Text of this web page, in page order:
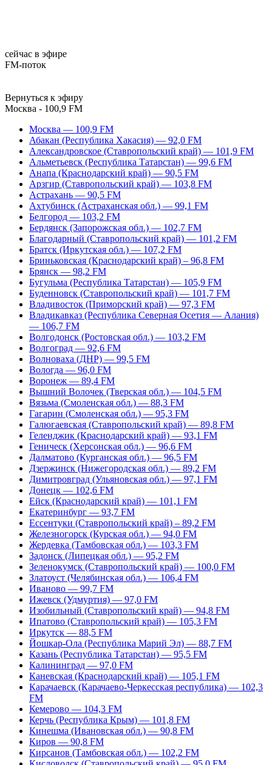
сейчас в эфире
FM-поток
Вернуться к эфиру
Москва - 100,9 FM
Москва — 100,9 FM
Абакан (Республика Хакасия) — 92,0 FM
Александровское (Ставропольский край) — 101,9 FM
Альметьевск (Республика Татарстан) — 99,6 FM
Анапа (Краснодарский край) — 90,5 FM
Арзгир (Ставропольский край) — 103,8 FM
Астрахань — 90,5 FM
Ахтубинск (Астраханская обл.) — 99,1 FM
Белгород — 103,2 FM
Бердянск (Запорожская обл.) — 102,7 FM
Благодарный (Ставропольский край) — 101,2 FM
Братск (Иркутская обл.) — 107,2 FM
Бриньковская (Краснодарский край) – 96,8 FM
Брянск — 98,2 FM
Бугульма (Республика Татарстан) — 105,9 FM
Буденновск (Ставропольский край) — 101,7 FM
Владивосток (Приморский край) — 97,3 FM
Владикавказ (Республика Северная Осетия — Алания)
— 106,7 FM
Волгодонск (Ростовская обл.) — 103,2 FM
Волгоград — 92,6 FM
Волноваха (ДНР) — 99,5 FM
Вологда — 96,0 FM
Воронеж — 89,4 FM
Вышний Волочек (Тверская обл.) — 104,5 FM
Вязьма (Смоленская обл.) — 88,3 FM
Гагарин (Смоленская обл.) — 95,3 FM
Галюгаевская (Ставропольский край) — 89,8 FM
Геленджик (Краснодарский край) — 93,1 FM
Геническ (Херсонская обл.) — 96,6 FM
Далматово (Курганская обл.) — 96,5 FM
Дзержинск (Нижегородская обл.) — 89,2 FM
Димитровград (Ульяновская обл.) — 97,1 FM
Донецк — 102,6 FM
Ейск (Краснодарский край) — 101,1 FM
Екатеринбург — 93,7 FM
Ессентуки (Ставропольский край) – 89,2 FM
Железногорск (Курская обл.) — 94,0 FM
Жердевка (Тамбовская обл.) — 103,3 FM
Задонск (Липецкая обл.) — 95,2 FM
Зеленокумск (Ставропольский край) — 100,0 FM
Златоуст (Челябинская обл.) — 106,4 FM
Иваново — 99,7 FM
Ижевск (Удмуртия) — 97,0 FM
Изобильный (Ставропольский край) — 94,8 FM
Ипатово (Ставропольский край) — 105,3 FM
Иркутск — 88,5 FM
Йошкар-Ола (Республика Марий Эл) — 88,7 FM
Казань (Республика Татарстан) — 95,5 FM
Калининград — 97,0 FM
Каневская (Краснодарский край) — 105,1 FM
Карачаевск (Карачаево-Черкесская республика) — 102,3
FM
Кемерово — 104,3 FM
Керчь (Республика Крым) — 101,8 FM
Кинешма (Ивановская обл.) — 90,8 FM
Киров — 90,8 FM
Кирсанов (Тамбовская обл.) — 102,2 FM